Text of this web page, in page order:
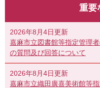
重要
2026年8月4日更新
嘉麻市立図書館等指定管理
の質問及び回答について
2026年8月4日更新
嘉麻市立織田廣喜美術館等